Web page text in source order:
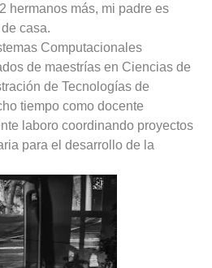
hermanos más, mi padre es
casa.
Computacionales
de maestrías en Ciencias de
de Tecnologías de
tiempo como docente
laboro coordinando proyectos
para el desarrollo de la